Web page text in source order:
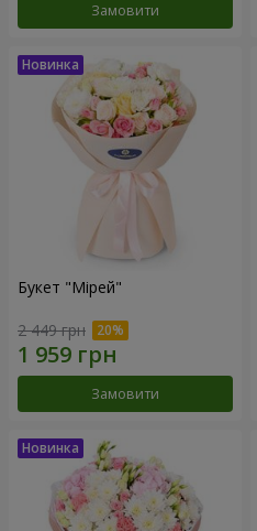
Замовити
Букет "Мірей"
2 449 грн
Замовити